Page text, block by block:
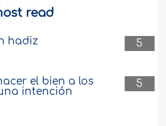
read
5
hadiz
5
el bien a los
intención